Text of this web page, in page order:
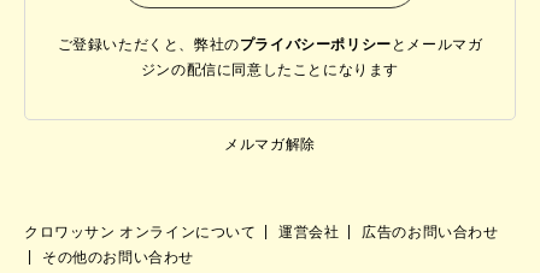
ご登録いただくと、弊社のプライバシーポリシー と メールマガ
ジンの配信に同意したことになります
メルマガ解除
クロワッサン オンラインについて 運営会社
広告のお問い合わせ
その他のお問い合わせ